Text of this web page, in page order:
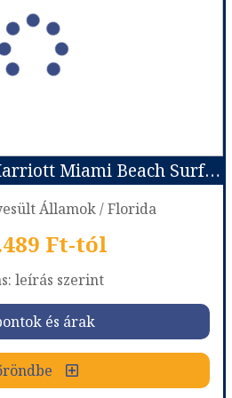
Miami
Repülővel
Ellátás nélkül
Hotel ****
2026-08-12 | 7 éj
Ft-tól
és árak
Residence Inn by Marriott Miami Beach Surfside
Államok / Florida
Ft-tól
leírás szerint
és árak